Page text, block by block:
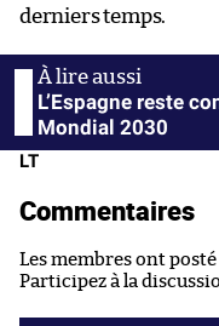
derniers temps.
L’Espagne reste
Mondial 2030
LT
Commentaires
Les membres ont
Participez à la